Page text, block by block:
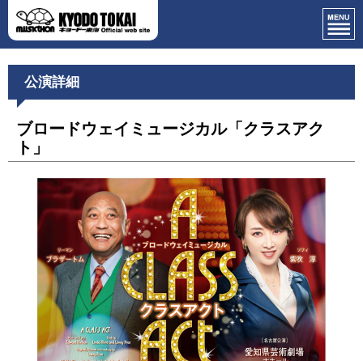
公演詳細
ブロードウェイミュージカル「クラスアク
ト」